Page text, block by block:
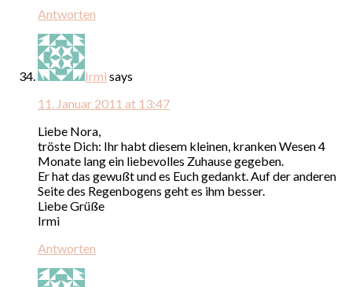
Antworten
Irmi says
11. Januar 2011 at 13:47
Liebe Nora,
tröste Dich: Ihr habt diesem kleinen, kranken Wesen 4
Monate lang ein liebevolles Zuhause gegeben.
Er hat das gewußt und es Euch gedankt. Auf der anderen
Seite des Regenbogens geht es ihm besser.
Liebe Grüße
Irmi
Antworten